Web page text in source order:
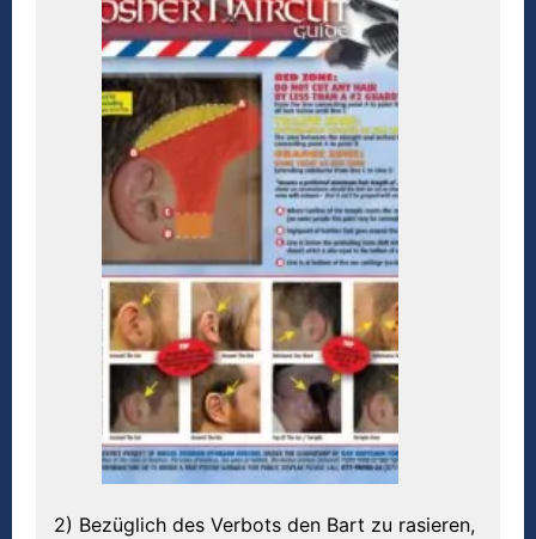
2) Bezüglich des Verbots den Bart zu rasieren,